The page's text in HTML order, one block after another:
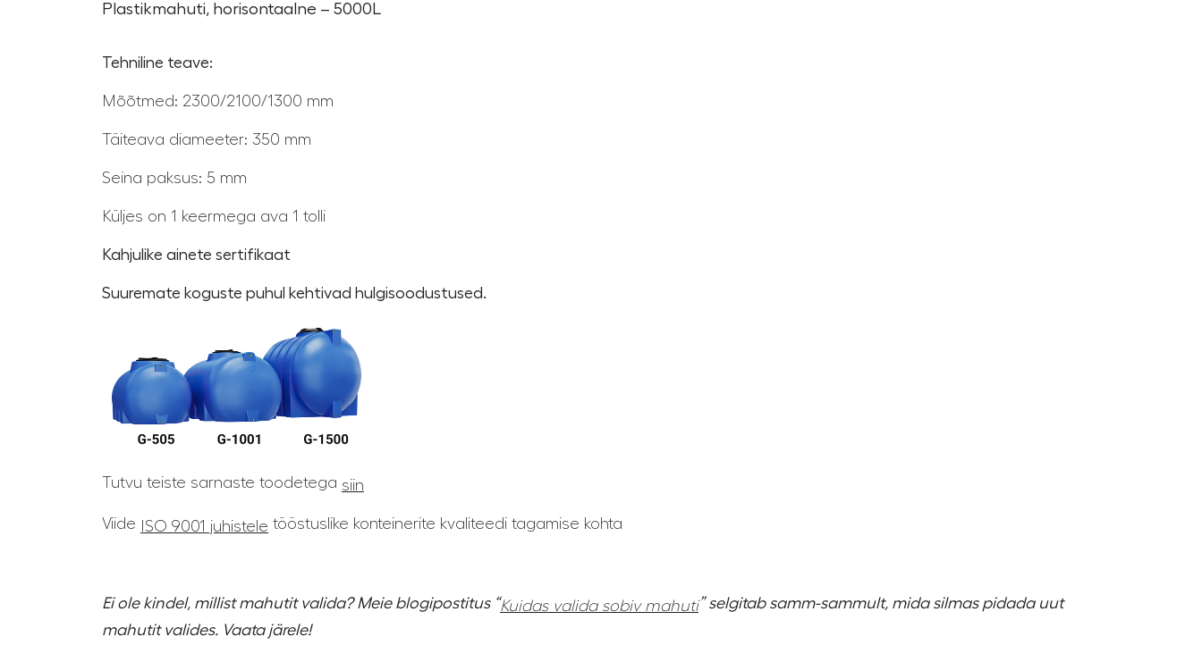
Plastikmahuti, horisontaalne – 5000L
Tehniline teave:
Mõõtmed: 2300/2100/1300 mm
Täiteava diameeter: 350 mm
Seina paksus: 5 mm
Küljes on 1 keermega ava 1 tolli
Kahjulike ainete sertifikaat
Suuremate koguste puhul kehtivad hulgisoodustused.
Tutvu teiste sarnaste toodetega siin
Viide ISO 9001 juhistele tööstuslike konteinerite kvaliteedi tagamise kohta
Ei ole kindel, millist mahutit valida? Meie blogipostitus “Kuidas valida sobiv mahuti” selgitab samm-sammult, mida silmas pidada uut
mahutit valides. Vaata järele!